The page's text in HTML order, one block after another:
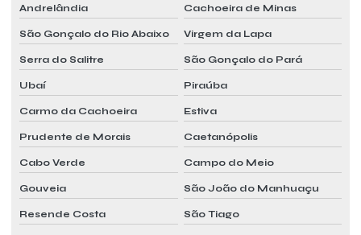
Andrelândia Cachoeira de Minas
São Gonçalo do Rio Abaixo Virgem da Lapa
Serra do Salitre São Gonçalo do Pará
Ubaí Piraúba
Carmo da Cachoeira Estiva
Prudente de Morais Caetanópolis
Cabo Verde Campo do Meio
Gouveia São João do Manhuaçu
Resende Costa São Tiago